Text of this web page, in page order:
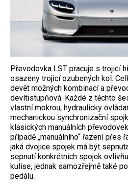
Převodovka LST pracuje s trojicí
osazeny trojicí ozubených kol.
devět možných kombinací a
devítistupňová. Každé z těchto
vlastní mokrou, hydraulicky
mechanickou synchronizační
klasických manuálních
případě „manuálního“ řazení přes
jaká dvojice spojek má být
sepnutí konkrétních spojek
kulise, jednak samozřejmě také
pedálu.